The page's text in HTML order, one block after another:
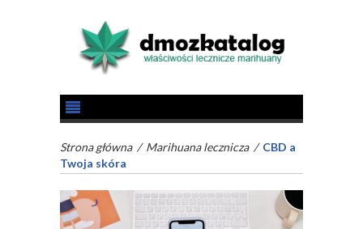
Strona główna / Marihuana lecznicza / CBD a
Twoja skóra